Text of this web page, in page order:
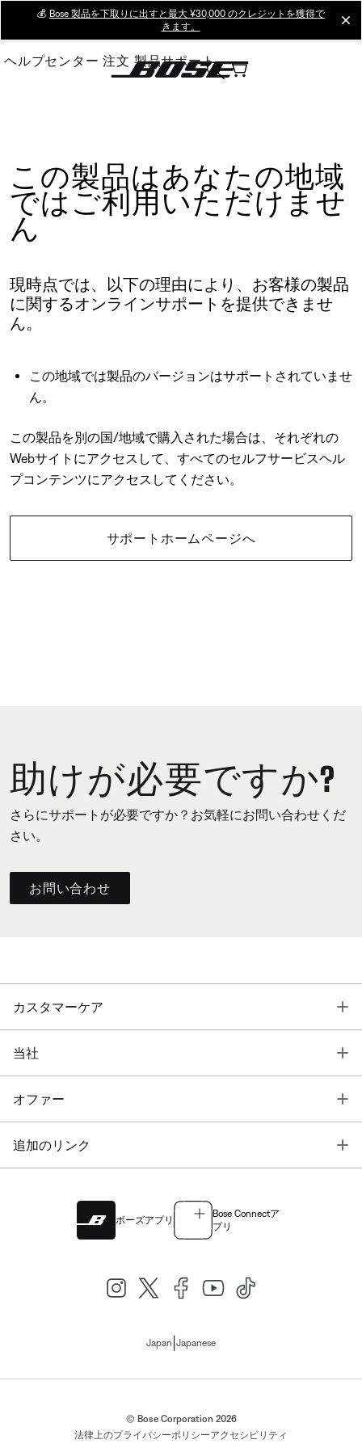
Main
💰 Bose 製品を下取りに出すと最大 ¥30,000 のクレジットを獲得で
きます。
ヘルプセンター 注文 製品サポート
この製品はあなたの地域
ではご利用いただけませ
ん
現時点では、以下の理由により、お客様の製品
に関するオンラインサポートを提供できませ
ん。
この地域では製品のバージョンはサポートされていませ
ん。
この製品を別の国/地域で購入された場合は、それぞれの
Webサイトにアクセスして、すべてのセルフサービスヘル
プコンテンツにアクセスしてください。
サポートホームページへ
助けが必要ですか?
さらにサポートが必要ですか？お気軽にお問い合わせくだ
さい。
お問い合わせ
カスタマーケア
当社
オファー
追加のリンク
ボーズアプリ
Bose Connectア
プリ
Japan Japanese
© Bose Corporation 2026
法律上のプライバシーポリシーアクセシビリティ